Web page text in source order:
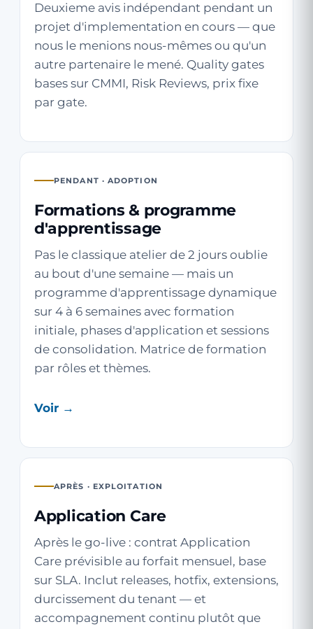
Deuxieme avis indépendant pendant un
projet d'implementation en cours — que
nous le menions nous-mêmes ou qu'un
autre partenaire le mené. Quality gates
bases sur CMMI, Risk Reviews, prix fixe
par gate.
PENDANT · ADOPTION
Formations & programme
d'apprentissage
Pas le classique atelier de 2 jours oublie
au bout d'une semaine — mais un
programme d'apprentissage dynamique
sur 4 à 6 semaines avec formation
initiale, phases d'application et sessions
de consolidation. Matrice de formation
par rôles et thèmes.
Voir →
APRÈS · EXPLOITATION
Application Care
Après le go-live : contrat Application
Care prévisible au forfait mensuel, base
sur SLA. Inclut releases, hotfix, extensions,
durcissement du tenant — et
accompagnement continu plutôt que